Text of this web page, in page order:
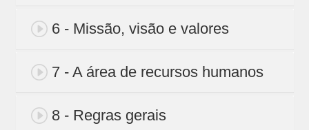
6 - Missão, visão e valores
7 - A área de recursos humanos
8 - Regras gerais